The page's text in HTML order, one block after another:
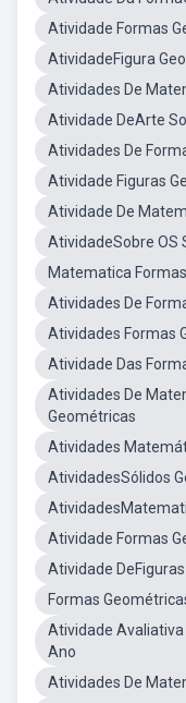
Atividade Formas
AtividadeFigura
Atividades De
Atividade DeArte
Atividades De
Atividade Figuras
Atividade De
AtividadeSobre OS
Matematica
Atividades De
Atividades Formas
Atividade Das
Atividades De
Geométricas
Atividades
AtividadesSólidos
Atividade Formas
Atividade
Formas
Atividade
Ano
Atividades De